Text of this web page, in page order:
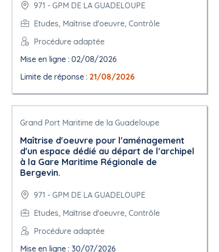
971 - GPM DE LA GUADELOUPE
Etudes, Maîtrise d'oeuvre, Contrôle
Procédure adaptée
Mise en ligne : 02/08/2026
Limite de réponse : 21/08/2026
Grand Port Maritime de la Guadeloupe
Maîtrise d'oeuvre pour l'aménagement
d'un espace dédié au départ de l'archipel
à la Gare Maritime Régionale de
Bergevin.
971 - GPM DE LA GUADELOUPE
Etudes, Maîtrise d'oeuvre, Contrôle
Procédure adaptée
Mise en ligne : 30/07/2026